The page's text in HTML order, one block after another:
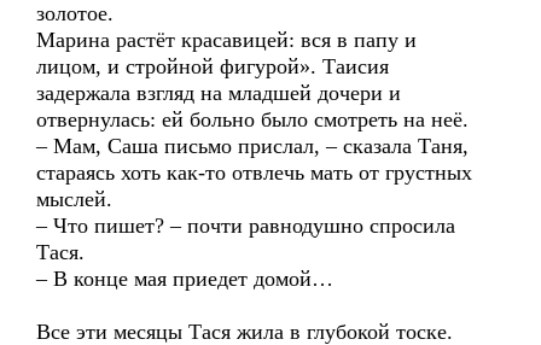
золотое.
Марина растёт красавицей: вся в папу и
лицом, и стройной фигурой». Таисия
задержала взгляд на младшей дочери и
отвернулась: ей больно было смотреть на неё.
– Мам, Саша письмо прислал, – сказала Таня,
стараясь хоть как-то отвлечь мать от грустных
мыслей.
– Что пишет? – почти равнодушно спросила
Тася.
– В конце мая приедет домой…
Все эти месяцы Тася жила в глубокой тоске.